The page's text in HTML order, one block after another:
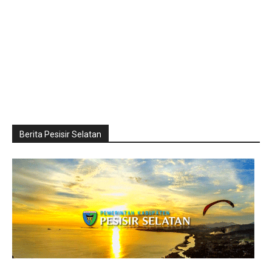
Berita Pesisir Selatan